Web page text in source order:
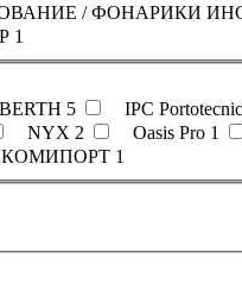
/ ФОНАРИКИ
1
5 IPC
NYX 2 Oasis Pro 1
1